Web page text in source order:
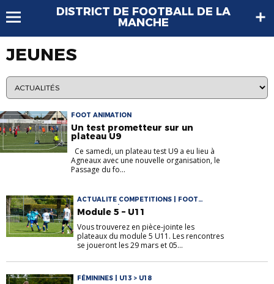
DISTRICT DE FOOTBALL DE LA
MANCHE
JEUNES
FOOT ANIMATION
Un test prometteur sur un
plateau U9
Ce samedi, un plateau test U9 a eu lieu à
Agneaux avec une nouvelle organisation, le
Passage du fo...
ACTUALITE COMPETITIONS | FOOT
ANIMATION | JEUNES
Module 5 – U11
Vous trouverez en pièce-jointe les
plateaux du module 5 U11. Les rencontres
se joueront les 29 mars et 05...
FÉMININES | U13 > U18